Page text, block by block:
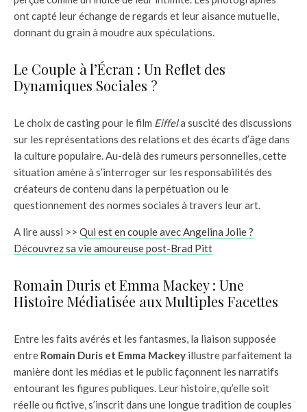
ont capté leur échange de regards et leur aisance mutuelle,
donnant du grain à moudre aux spéculations.
Le Couple à l’Écran : Un Reflet des
Dynamiques Sociales ?
Le choix de casting pour le film Eiffela suscité des discussions
sur les représentations des relations et des écarts d’âge dans
la culture populaire. Au-delà des rumeurs personnelles, cette
situation amène à s’interroger sur les responsabilités des
créateurs de contenu dans la perpétuation ou le
questionnement des normes sociales à travers leur art.
A lire aussi >> Qui est en couple avec Angelina Jolie ?
Découvrez sa vie amoureuse post-Brad Pitt
Romain Duris et Emma Mackey : Une
Histoire Médiatisée aux Multiples Facettes
Entre les faits avérés et les fantasmes, la liaison supposée
entre Romain Duris et Emma Mackey illustre parfaitement la
manière dont les médias et le public façonnent les narratifs
entourant les figures publiques. Leur histoire, qu’elle soit
réelle ou fictive, s’inscrit dans une longue tradition de couples